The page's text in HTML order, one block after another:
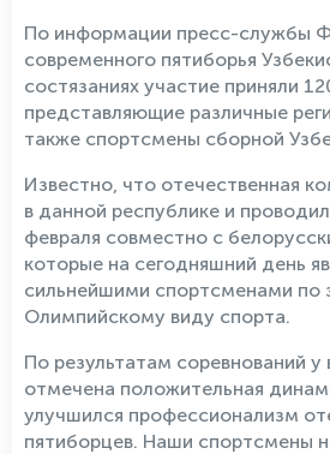
По информации пресс-службы
современного пятиборья
состязаниях участие приняли
представляющие различные
также спортсмены сборной
Известно, что отечественная
в данной республике и
февраля совместно с
которые на сегодняшний день
сильнейшими спортсменами по
Олимпийскому виду спорта.
По результатам соревнований у
отмечена положительная
улучшился профессионализм
пятиборцев. Наши спортсмены